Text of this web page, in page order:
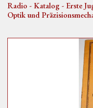
Radio - Katalog - Erste
Optik und